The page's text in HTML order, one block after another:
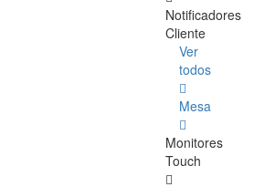
Notificadores
Cliente
Ver
todos
Mesa
Monitores
Touch